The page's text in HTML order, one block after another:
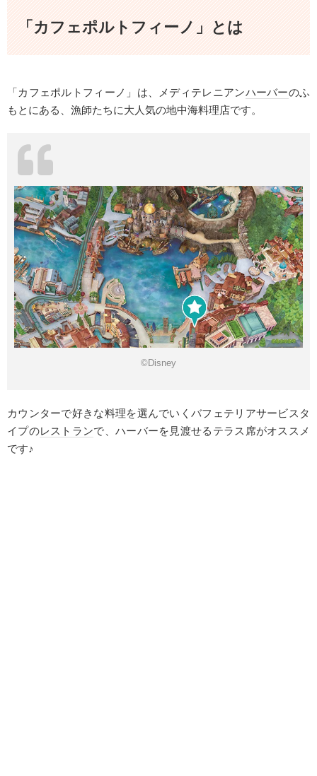
「カフェポルトフィーノ」とは
「カフェポルトフィーノ」は、メディテレニアンハーバーのふ
もとにある、漁師たちに大人気の地中海料理店です。
©Disney
カウンターで好きな料理を選んでいくバフェテリアサービスタ
イプのレストランで、ハーバーを見渡せるテラス席がオススメ
です♪